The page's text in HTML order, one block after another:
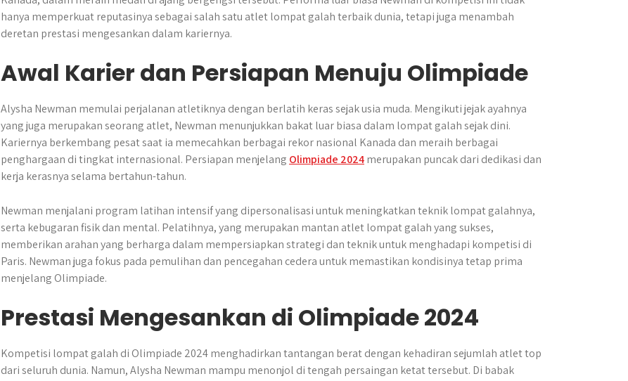
hanya memperkuat reputasinya sebagai salah satu atlet lompat galah terbaik dunia, tetapi juga menambah
deretan prestasi mengesankan dalam kariernya.
Awal Karier dan Persiapan Menuju Olimpiade
Alysha Newman memulai perjalanan atletiknya dengan berlatih keras sejak usia muda. Mengikuti jejak ayahnya
yang juga merupakan seorang atlet, Newman menunjukkan bakat luar biasa dalam lompat galah sejak dini.
Kariernya berkembang pesat saat ia memecahkan berbagai rekor nasional Kanada dan meraih berbagai
penghargaan di tingkat internasional. Persiapan menjelang Olimpiade 2024merupakan puncak dari dedikasi dan
kerja kerasnya selama bertahun-tahun.
Newman menjalani program latihan intensif yang dipersonalisasi untuk meningkatkan teknik lompat galahnya,
serta kebugaran fisik dan mental. Pelatihnya, yang merupakan mantan atlet lompat galah yang sukses,
memberikan arahan yang berharga dalam mempersiapkan strategi dan teknik untuk menghadapi kompetisi di
Paris. Newman juga fokus pada pemulihan dan pencegahan cedera untuk memastikan kondisinya tetap prima
menjelang Olimpiade.
Prestasi Mengesankan di Olimpiade 2024
Kompetisi lompat galah di Olimpiade 2024 menghadirkan tantangan berat dengan kehadiran sejumlah atlet top
dari seluruh dunia. Namun, Alysha Newman mampu menonjol di tengah persaingan ketat tersebut. Di babak